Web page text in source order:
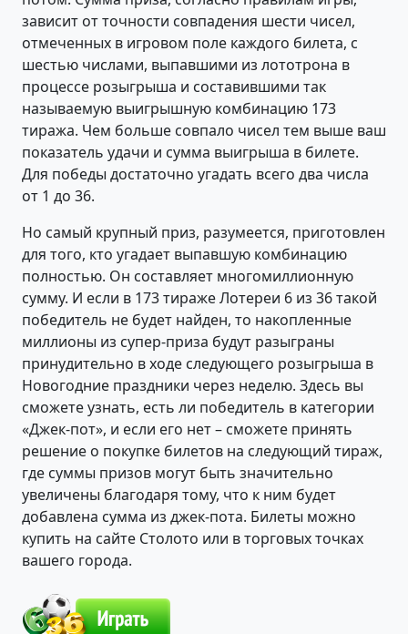
зависит от точности совпадения шести чисел,
отмеченных в игровом поле каждого билета, с
шестью числами, выпавшими из лототрона в
процессе розыгрыша и составившими так
называемую выигрышную комбинацию 173
тиража. Чем больше совпало чисел тем выше ваш
показатель удачи и сумма выигрыша в билете.
Для победы достаточно угадать всего два числа
от 1 до 36.
Но самый крупный приз, разумеется, приготовлен
для того, кто угадает выпавшую комбинацию
полностью. Он составляет многомиллионную
сумму. И если в 173 тираже Лотереи 6 из 36 такой
победитель не будет найден, то накопленные
миллионы из супер-приза будут разыграны
принудительно в ходе следующего розыгрыша в
Новогодние праздники через неделю. Здесь вы
сможете узнать, есть ли победитель в категории
«Джек-пот», и если его нет – сможете принять
решение о покупке билетов на следующий тираж,
где суммы призов могут быть значительно
увеличены благодаря тому, что к ним будет
добавлена сумма из джек-пота. Билеты можно
купить на сайте Столото или в торговых точках
вашего города.